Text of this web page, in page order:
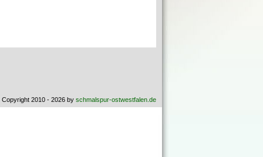
2010 - 2026 by schmalspur-ostwestfalen.de